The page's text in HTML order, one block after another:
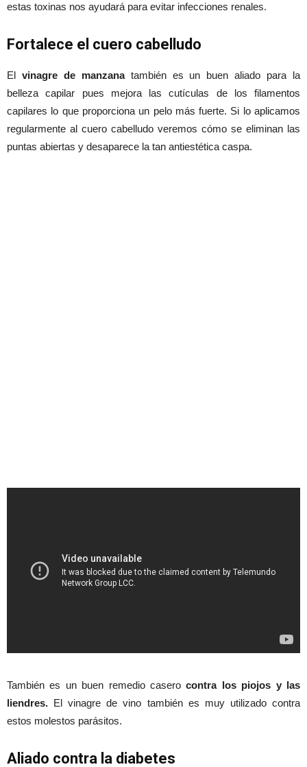
estas toxinas nos ayudará para evitar infecciones renales.
Fortalece el cuero cabelludo
El vinagre de manzanatambién es un buen aliado para la
belleza capilar pues mejora las cutículas de los filamentos
capilares lo que proporciona un pelo más fuerte. Si lo aplicamos
regularmente al cuero cabelludo veremos cómo se eliminan las
puntas abiertas y desaparece la tan antiestética caspa.
También es un buen remedio caserocontra los piojos y las
liendres. El vinagre de vino también es muy utilizado contra
estos molestos parásitos.
Aliado contra la diabetes